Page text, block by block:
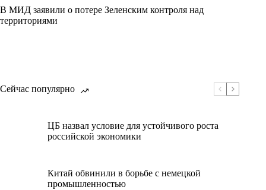
В МИД заявили о потере Зеленским контроля над
территориями
Сейчас популярно
ЦБ назвал условие для устойчивого роста
российской экономики
Китай обвинили в борьбе с немецкой
промышленностью